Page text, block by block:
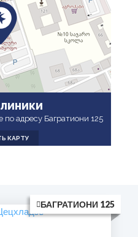
адресу Багратиони 125
КАРТУ
БАГРАТИОНИ 125